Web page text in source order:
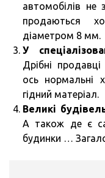
автомобілів
продаються
діаметром 8 мм.
У
Дрібні
ось нормальні
гідний матеріал.
Великі
А також де є
будинки …